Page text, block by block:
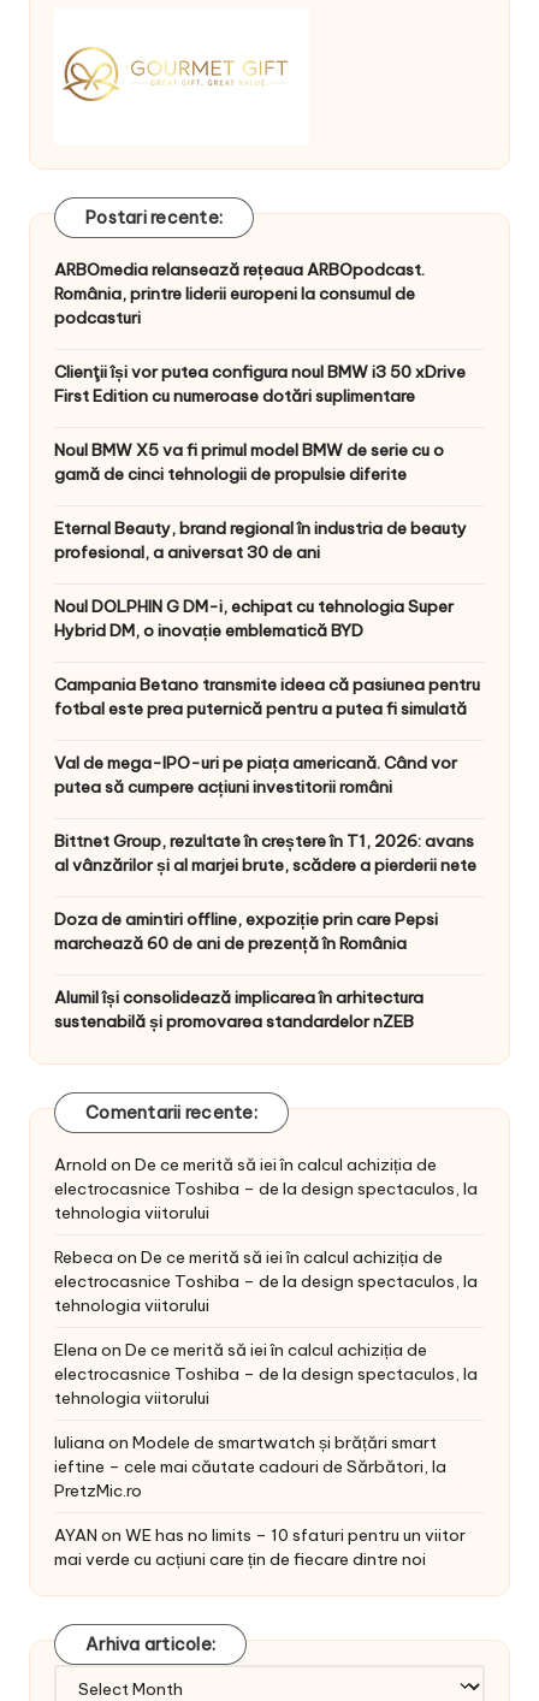
Postari recente:
ARBOmedia relansează rețeaua ARBOpodcast.
România, printre liderii europeni la consumul de
podcasturi
Clienţii își vor putea configura noul BMW i3 50 xDrive
First Edition cu numeroase dotări suplimentare
Noul BMW X5 va fi primul model BMW de serie cu o
gamă de cinci tehnologii de propulsie diferite
Eternal Beauty, brand regional în industria de beauty
profesional, a aniversat 30 de ani
Noul DOLPHIN G DM-i, echipat cu tehnologia Super
Hybrid DM, o inovație emblematică BYD
Campania Betano transmite ideea că pasiunea pentru
fotbal este prea puternică pentru a putea fi simulată
Val de mega-IPO-uri pe piața americană. Când vor
putea să cumpere acțiuni investitorii români
Bittnet Group, rezultate în creștere în T1, 2026: avans
al vânzărilor și al marjei brute, scădere a pierderii nete
Doza de amintiri offline, expoziție prin care Pepsi
marchează 60 de ani de prezență în România
Alumil își consolidează implicarea în arhitectura
sustenabilă și promovarea standardelor nZEB
Comentarii recente:
Arnold on De ce merită să iei în calcul achiziția de
electrocasnice Toshiba – de la design spectaculos, la
tehnologia viitorului
Rebeca on De ce merită să iei în calcul achiziția de
electrocasnice Toshiba – de la design spectaculos, la
tehnologia viitorului
Elena on De ce merită să iei în calcul achiziția de
electrocasnice Toshiba – de la design spectaculos, la
tehnologia viitorului
Iuliana on Modele de smartwatch și brățări smart
ieftine – cele mai căutate cadouri de Sărbători, la
PretzMic.ro
AYAN on WE has no limits – 10 sfaturi pentru un viitor
mai verde cu acțiuni care țin de fiecare dintre noi
Arhiva articole: